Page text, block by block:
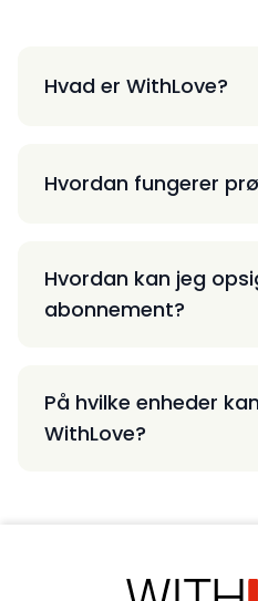
Hvad er WithLove?
Hvordan fungerer
Hvordan kan jeg
abonnement?
På hvilke enheder
WithLove?